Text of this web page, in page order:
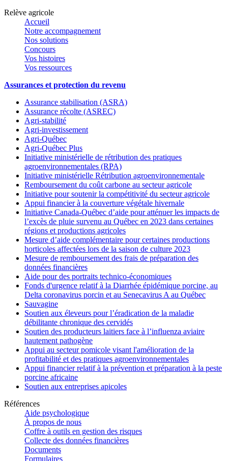
Relève agricole
Accueil
Notre accompagnement
Nos solutions
Concours
Vos histoires
Vos ressources
Assurances et protection du revenu
Assurance stabilisation (ASRA)
Assurance récolte (ASREC)
Agri-stabilité
Agri-investissement
Agri-Québec
Agri-Québec Plus
Initiative ministérielle de rétribution des pratiques
agroenvironnementales (RPA)
Initiative ministérielle Rétribution agroenvironnementale
Remboursement du coût carbone au secteur agricole
Initiative pour soutenir la compétitivité du secteur agricole
Appui financier à la couverture végétale hivernale
Initiative Canada-Québec d’aide pour atténuer les impacts de
l’excès de pluie survenu au Québec en 2023 dans certaines
régions et productions agricoles
Mesure d’aide complémentaire pour certaines productions
horticoles affectées lors de la saison de culture 2023
Mesure de remboursement des frais de préparation des
données financières
Aide pour des portraits technico-économiques
Fonds d'urgence relatif à la Diarrhée épidémique porcine, au
Delta coronavirus porcin et au Senecavirus A au Québec
Sauvagine
Soutien aux éleveurs pour l’éradication de la maladie
débilitante chronique des cervidés
Soutien des producteurs laitiers face à l’influenza aviaire
hautement pathogène
Appui au secteur pomicole visant l'amélioration de la
profitabilité et des pratiques agroenvironnementales
Appui financier relatif à la prévention et préparation à la peste
porcine africaine
Soutien aux entreprises apicoles
Références
Aide psychologique
À propos de nous
Coffre à outils en gestion des risques
Collecte des données financières
Documents
Formulaires